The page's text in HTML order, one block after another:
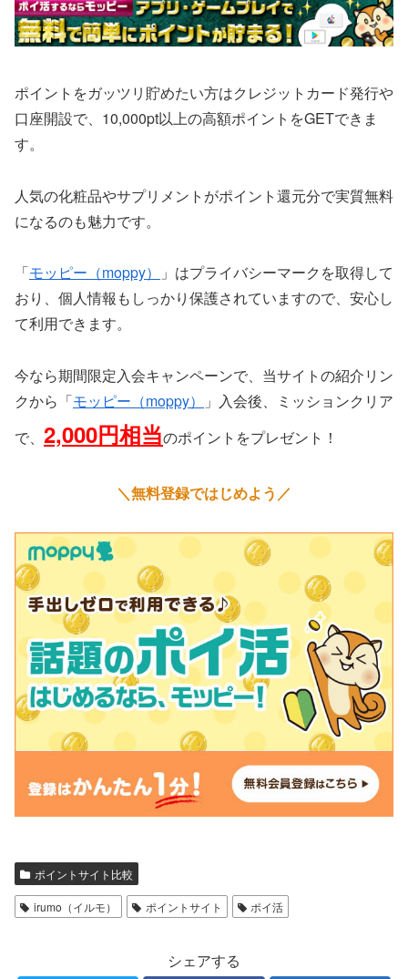
ポイントをガッツリ貯めたい方はクレジットカード発行や
口座開設で、10,000pt以上の高額ポイントをGETできま
す。
人気の化粧品やサプリメントがポイント還元分で実質無料
になるのも魅力です。
「モッピー（moppy）
」はプライバシーマークを取得して
おり、個人情報もしっかり保護されていますので、安心し
て利用できます。
今なら期間限定入会キャンペーンで、当サイトの紹介リン
クから「モッピー（moppy）
」入会後、ミッションクリア
で、 2,000円相当のポイントをプレゼント！
＼無料登録ではじめよう／
ポイントサイト比較
irumo（イルモ） ポイントサイト ポイ活
シェアする